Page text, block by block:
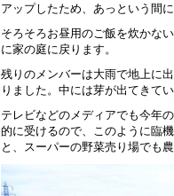
アップしたため、あっという間
そろそろお昼用のご飯を炊かな
に家の庭に戻ります。
残りのメンバーは大雨で地上に
りました。中には芽が出てきて
テレビなどのメディアでも今年
的に受けるので、このように臨
と、スーパーの野菜売り場でも